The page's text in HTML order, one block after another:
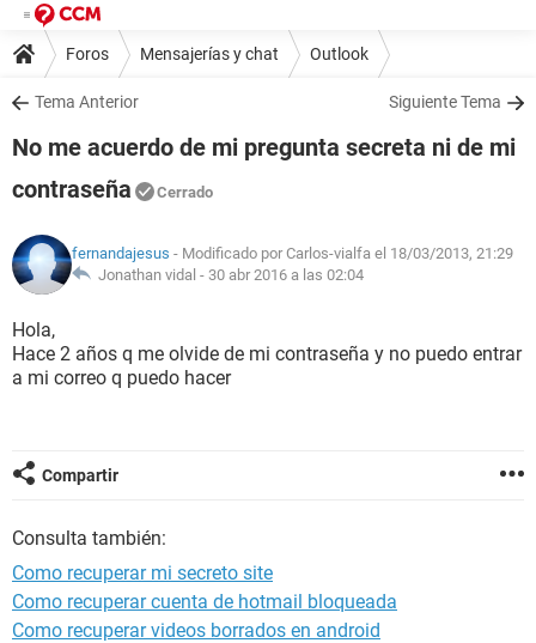
Foros Mensajerías y chat Outlook
Tema Anterior Siguiente Tema
No me acuerdo de mi pregunta secreta ni de mi
contraseña
Cerrado
fernandajesus - Modificado por Carlos-vialfa el 18/03/2013, 21:29
Jonathan vidal - 30 abr 2016 a las 02:04
Hola,
Hace 2 años q me olvide de mi contraseña y no puedo entrar
a mi correo q puedo hacer
Compartir
Consulta también:
Como recuperar mi secreto site
Como recuperar cuenta de hotmail bloqueada
Como recuperar videos borrados en android